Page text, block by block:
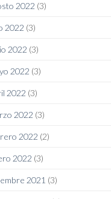
2022 (3)
2022 (3)
2022 (3)
2022 (3)
2022 (3)
2022 (3)
2022 (2)
2022 (3)
2021 (3)